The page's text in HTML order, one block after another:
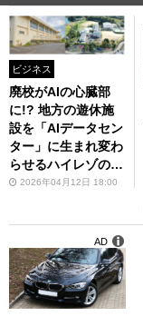
ビジネス
廃校がAIの心臓部
に!? 地方の遊休施
設を「AIデータセン
ター」に生まれ変わ
らせるハイレゾの挑
戦がアツいぞ
2026年04月12日 18:00
AD